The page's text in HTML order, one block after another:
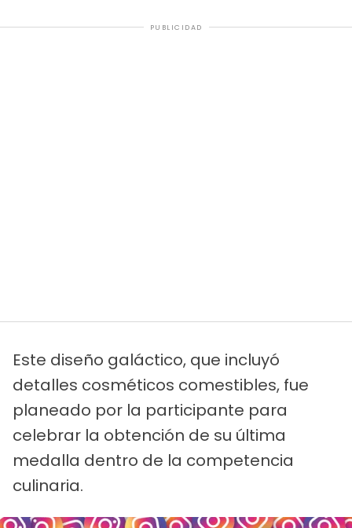
PUBLICIDAD
Este diseño galáctico, que incluyó
detalles cosméticos comestibles, fue
planeado por la participante para
celebrar la obtención de su última
medalla dentro de la competencia
culinaria.